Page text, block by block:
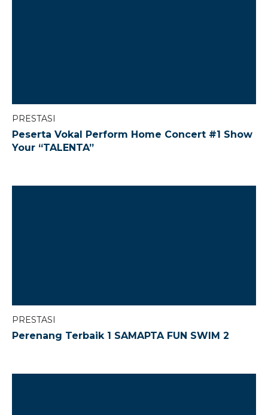
PRESTASI
Peserta Vokal Perform Home Concert #1 Show
Your “TALENTA”
PRESTASI
Perenang Terbaik 1 SAMAPTA FUN SWIM 2